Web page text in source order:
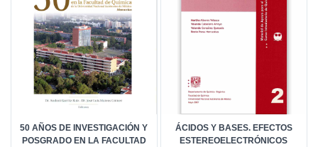
50 AÑOS DE INVESTIGACIÓN Y
POSGRADO EN LA FACULTAD
ÁCIDOS Y BASES. EFECTOS
ESTEREOELECTRÓNICOS